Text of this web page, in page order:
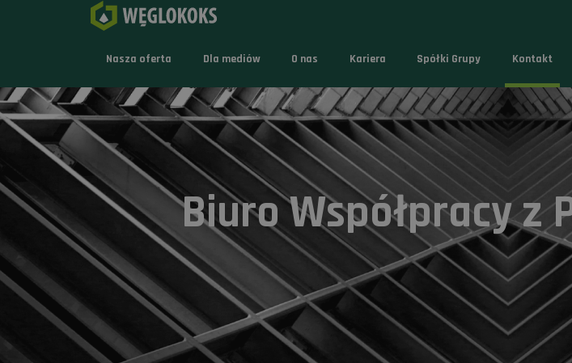
Nasza oferta Dla mediów O nas Kariera Spółki Grupy Kontakt
Biuro Współpracy z